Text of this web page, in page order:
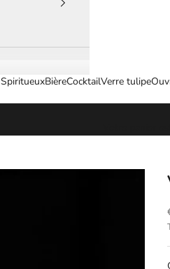
SpiritueuxBièreCocktailVerre tulipe